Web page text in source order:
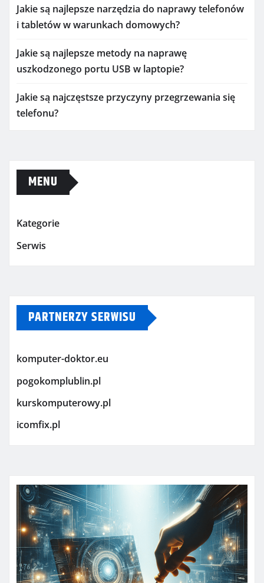
Jakie są najlepsze narzędzia do naprawy telefonów
i tabletów w warunkach domowych?
Jakie są najlepsze metody na naprawę
uszkodzonego portu USB w laptopie?
Jakie są najczęstsze przyczyny przegrzewania się
telefonu?
MENU
Kategorie
Serwis
PARTNERZY SERWISU
komputer-doktor.eu
pogokomplublin.pl
kurskomputerowy.pl
icomfix.pl